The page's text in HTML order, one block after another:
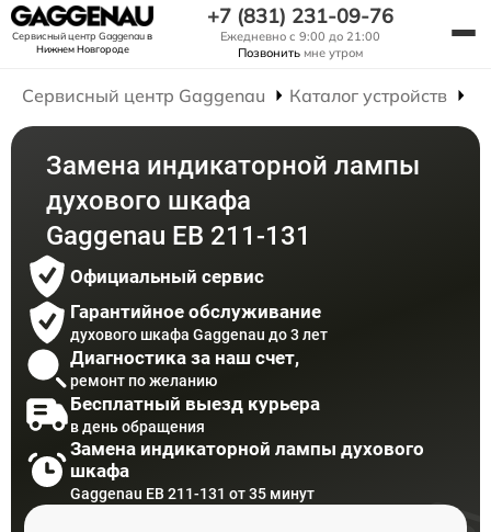
Сервисный центр Gaggenauв
Нижнем Новгороде
+7 (831) 231-09-76
Ежедневно с 9:00 до 21:00
Позвонить мне утром
Сервисный центр Gaggenau Каталог устройств
Замена индикаторной лампы
духового шкафа
Gaggenau EB 211-131
Официальный сервис
Гарантийное обслуживание
духового шкафа Gaggenau до 3 лет
Диагностика за наш счет,
ремонт по желанию
Бесплатный выезд курьера
в день обращения
Замена индикаторной лампы духового
шкафа
Gaggenau EB 211-131 от 35 минут